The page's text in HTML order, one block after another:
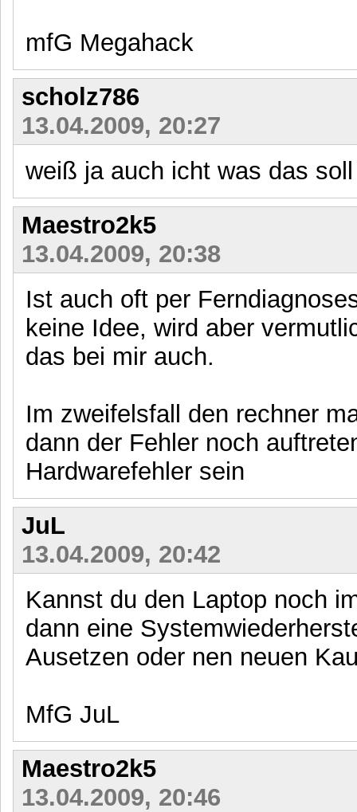
mfG Megahack
scholz786
13.04.2009, 20:27
weiß ja auch icht was das
Maestro2k5
13.04.2009, 20:38
Ist auch oft per
keine Idee, wird aber
das bei mir auch.
Im zweifelsfall den rechner
dann der Fehler noch
Hardwarefehler sein
JuL
13.04.2009, 20:42
Kannst du den Laptop noch
dann eine
Ausetzen oder nen neuen
MfG JuL
Maestro2k5
13.04.2009, 20:46